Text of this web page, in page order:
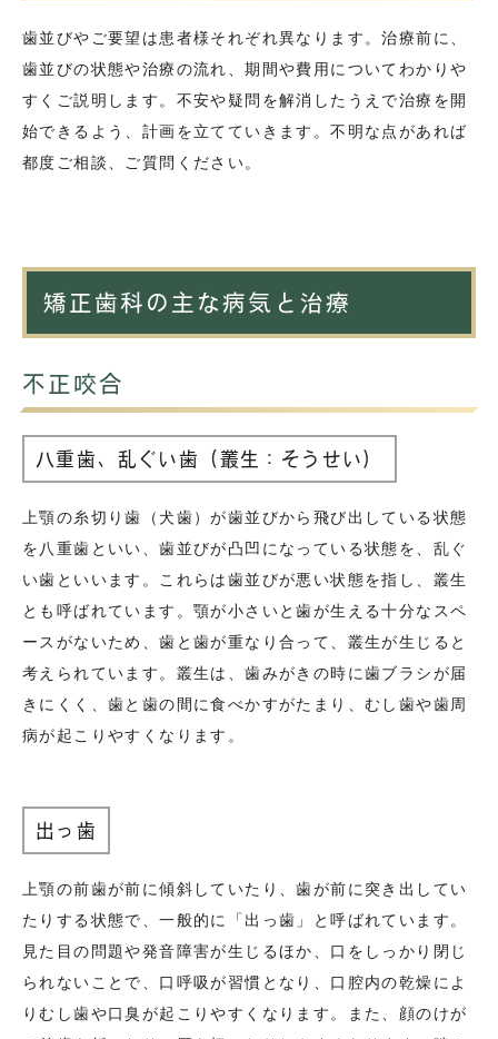
歯並びやご要望は患者様それぞれ異なります。治療前に、
歯並びの状態や治療の流れ、期間や費用についてわかりや
すくご説明します。不安や疑問を解消したうえで治療を開
始できるよう、計画を立てていきます。不明な点があれば
都度ご相談、ご質問ください。
矯正歯科の主な病気と治療
不正咬合
八重歯、乱ぐい歯（叢生：そうせい）
上顎の糸切り歯（犬歯）が歯並びから飛び出している状態
を八重歯といい、歯並びが凸凹になっている状態を、乱ぐ
い歯といいます。これらは歯並びが悪い状態を指し、叢生
とも呼ばれています。顎が小さいと歯が生える十分なスペ
ースがないため、歯と歯が重なり合って、叢生が生じると
考えられています。叢生は、歯みがきの時に歯ブラシが届
きにくく、歯と歯の間に食べかすがたまり、むし歯や歯周
病が起こりやすくなります。
出っ歯
上顎の前歯が前に傾斜していたり、歯が前に突き出してい
たりする状態で、一般的に「出っ歯」と呼ばれています。
見た目の問題や発音障害が生じるほか、口をしっかり閉じ
られないことで、口呼吸が習慣となり、口腔内の乾燥によ
りむし歯や口臭が起こりやすくなります。また、顔のけが